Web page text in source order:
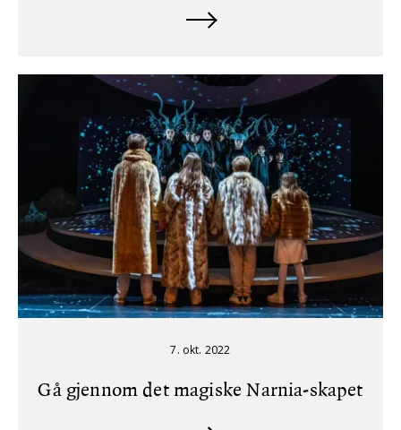
7. okt. 2022
Gå gjennom det magiske Narnia-skapet